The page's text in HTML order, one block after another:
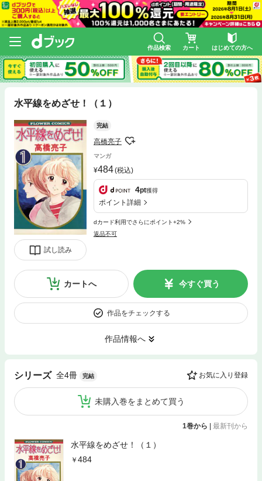
作品検索 カート はじめての方へ
水平線をめざせ！（１）
試し読み
完結
高橋亮子
マンガ
484(税込)
4pt獲得
ポイント詳細
dカード利用でさらにポイント+2%
返品不可
カートへ 今すぐ買う
作品をチェックする
作品情報へ
シリーズ 全4冊 完結 お気に入り登録
未購入巻をまとめて買う
1巻から 最新刊から
水平線をめざせ！（１）
484